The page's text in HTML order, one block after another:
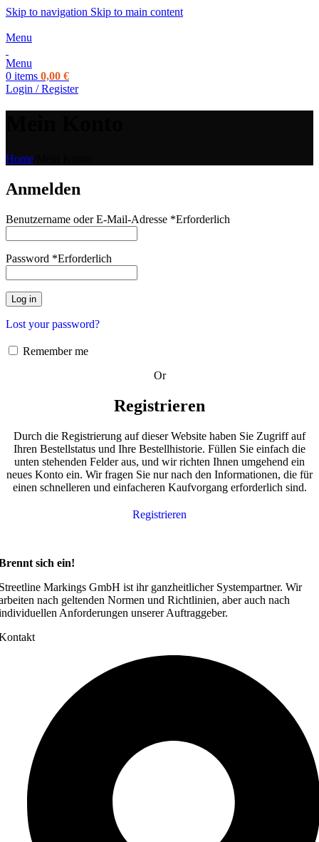
Skip to navigation Skip to main content
Menu
Menu
0 items 0,00 €
Login / Register
Home
Anmelden
Benutzername oder E-Mail-Adresse *Erforderlich
Password *Erforderlich
Log in
Lost your password?
Remember me
Or
Registrieren
Durch die Registrierung auf dieser Website haben Sie Zugriff auf
Ihren Bestellstatus und Ihre Bestellhistorie. Füllen Sie einfach die
unten stehenden Felder aus, und wir richten Ihnen umgehend ein
neues Konto ein. Wir fragen Sie nur nach den Informationen, die für
einen schnelleren und einfacheren Kaufvorgang erforderlich sind.
Registrieren
sich ein!
Markings GmbH ist ihr ganzheitlicher Systempartner. Wir
nach geltenden Normen und Richtlinien, aber auch nach
Anforderungen unserer Auftraggeber.